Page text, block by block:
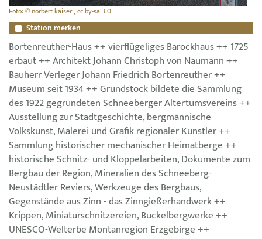
Foto: © norbert kaiser , cc by-sa 3.0
Station merken
Bortenreuther-Haus ++ vierflügeliges Barockhaus ++ 1725
erbaut ++ Architekt Johann Christoph von Naumann ++
Bauherr Verleger Johann Friedrich Bortenreuther ++
Museum seit 1934 ++ Grundstock bildete die Sammlung
des 1922 gegründeten Schneeberger Altertumsvereins ++
Ausstellung zur Stadtgeschichte, bergmännische
Volkskunst, Malerei und Grafik regionaler Künstler ++
Sammlung historischer mechanischer Heimatberge ++
historische Schnitz- und Klöppelarbeiten, Dokumente zum
Bergbau der Region, Mineralien des Schneeberg-
Neustädtler Reviers, Werkzeuge des Bergbaus,
Gegenstände aus Zinn - das Zinngießerhandwerk ++
Krippen, Miniaturschnitzereien, Buckelbergwerke ++
UNESCO-Welterbe Montanregion Erzgebirge ++